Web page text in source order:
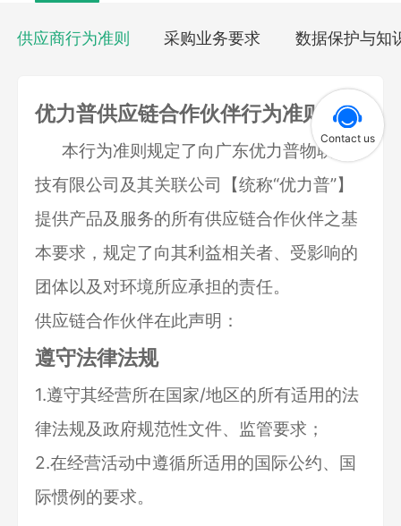
新闻资讯
合作与发展
关于优力普
视频中心
荣誉资质
健康经营
招贤纳士
供应商行为准则 采购业务要求 数据保护与知
优力普供应链合作伙伴行为准则
本行为准则规定了向广东优力普物联科
技有限公司及其关联公司【统称“优力普”】
提供产品及服务的所有供应链合作伙伴之基
本要求，规定了向其利益相关者、受影响的
团体以及对环境所应承担的责任。
供应链合作伙伴在此声明：
遵守法律法规
1.遵守其经营所在国家/地区的所有适用的法
律法规及政府规范性文件、监管要求；
2.在经营活动中遵循所适用的国际公约、国
际惯例的要求。
Contact us